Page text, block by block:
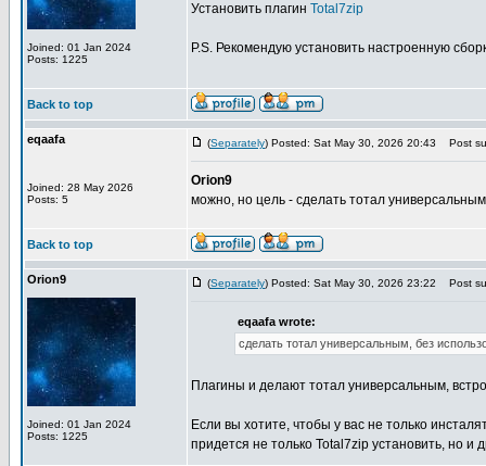
Joined: 01 Jan 2024
Posts: 1225
Установить плагин Total7zip
P.S. Рекомендую установить настроенную
Back to top
eqaafa
Joined: 28 May 2026
Posts: 5
(Separately) Posted: Sat May 30, 2026 20:43 Post
Orion9
можно, но цель - сделать тотал
Back to top
Orion9
Joined: 01 Jan 2024
Posts: 1225
(Separately) Posted: Sat May 30, 2026 23:22 Post
eqaafa wrote:
сделать тотал универсальным, без
Плагины и делают тотал универсальным,
Если вы хотите, чтобы у вас не только
придется не только Total7zip установить, но и